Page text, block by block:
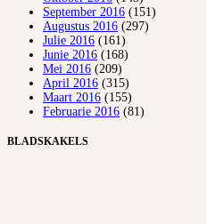
September 2016 (151)
Augustus 2016 (297)
Julie 2016 (161)
Junie 2016 (168)
Mei 2016 (209)
April 2016 (315)
Maart 2016 (155)
Februarie 2016 (81)
BLADSKAKELS